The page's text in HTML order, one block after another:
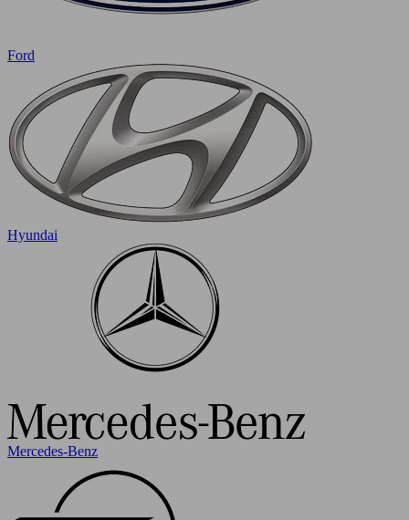
Ford
Hyundai
Mercedes-Benz